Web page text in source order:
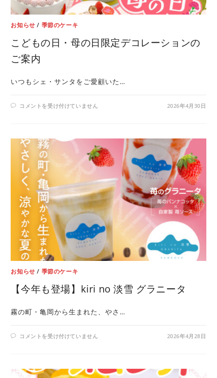
お知らせ / 季節のケーキ
こどもの日・母の日限定デコレーションの
ご案内
いつもシェ・サンタをご愛顧いた…
コメントを受け付けていません 2026年4月30日
お知らせ / 季節のケーキ
【今年も登場】kiri no 淡雪 グラニータ
霧の町・亀岡から生まれた、やさ…
コメントを受け付けていません 2026年4月28日